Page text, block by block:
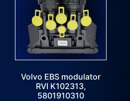
Volvo EBS modulator
RVI K102313,
5801910310